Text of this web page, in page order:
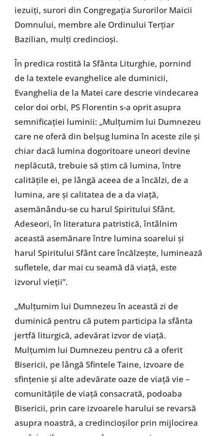
iezuiţi, surori din Congregaţia Surorilor Maicii
Domnului, membre ale Ordinului Terţiar
Bazilian, mulţi credincioşi.
În predica rostită la Sfânta Liturghie, pornind
de la textele evanghelice ale duminicii,
Evanghelia de la Matei care descrie vindecarea
celor doi orbi, PS Florentin s-a oprit asupra
semnificaţiei luminii: „Mulţumim lui Dumnezeu
care ne oferă din belşug lumina în aceste zile şi
chiar dacă lumina dogoritoare uneori devine
neplăcută, trebuie să ştim că lumina, între
calităţile ei, pe lângă aceea de a încălzi, de a
lumina, are şi calitatea de a da viaţă,
asemănându-se cu harul Spiritului Sfânt.
Adeseori, în literatura patristică, întâlnim
această asemănare între lumina soarelui şi
harul Spiritului Sfânt care încălzeşte, luminează
sufletele, dar mai cu seamă dă viaţă, este
izvorul vieţii”.
„Mulţumim lui Dumnezeu în această zi de
duminică pentru că putem participa la sfânta
jertfă liturgică, adevărat izvor de viaţă.
Mulţumim lui Dumnezeu pentru că a oferit
Bisericii, pe lângă Sfintele Taine, izvoare de
sfinţenie şi alte adevărate oaze de viaţă vie –
comunităţile de viaţă consacrată, podoaba
Bisericii, prin care izvoarele harului se revarsă
asupra noastră, a credincioşilor prin mijlocirea